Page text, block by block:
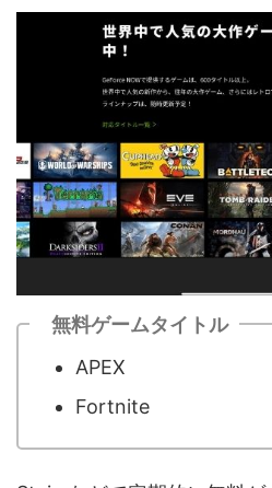
無料ゲームタイトル
APEX
Fortnite